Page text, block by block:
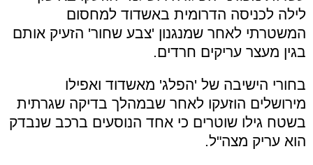
לילה לכניסה הדרומית באשדוד למחסום
המשטרתי לאחר שמנגנון 'צבע שחור' הזעיק אותם
בגין מעצר עריקים חרדים.
בחורי הישיבה של 'הפלג' מאשדוד ואפילו
מירושלים הוזעקו לאחר שבמהלך בדיקה שגרתית
בשטח גילו שוטרים כי אחד הנוסעים ברכב שנבדק
הוא עריק מצה"ל.